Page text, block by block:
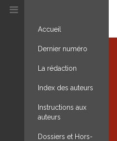
Accueil
Dernier numéro
La rédaction
Index des auteurs
Instructions aux
auteurs
Dossiers et Hors-